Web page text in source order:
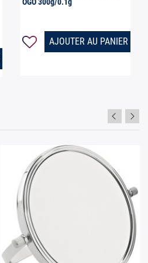
AJOUTER AU PANIER